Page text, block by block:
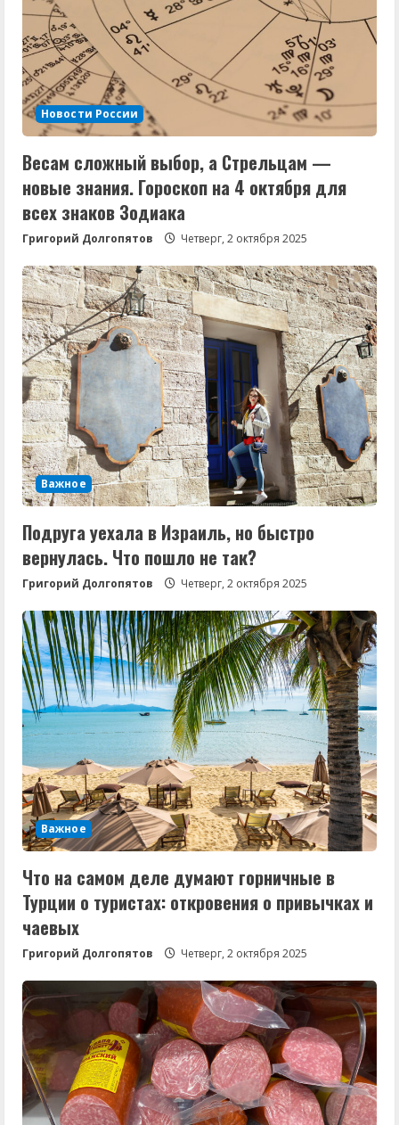
Новости России
Весам сложный выбор, а Стрельцам —
новые знания. Гороскоп на 4 октября для
всех знаков Зодиака
Григорий Долгопятов Четверг, 2 октября 2025
Важное
Подруга уехала в Израиль, но быстро
вернулась. Что пошло не так?
Григорий Долгопятов Четверг, 2 октября 2025
Важное
Что на самом деле думают горничные в
Турции о туристах: откровения о привычках и
чаевых
Григорий Долгопятов Четверг, 2 октября 2025